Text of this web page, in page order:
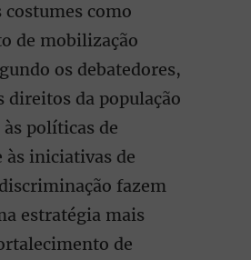
costumes como
de mobilização
os debatedores,
direitos da população
às políticas de
às iniciativas de
fazem
estratégia mais
de